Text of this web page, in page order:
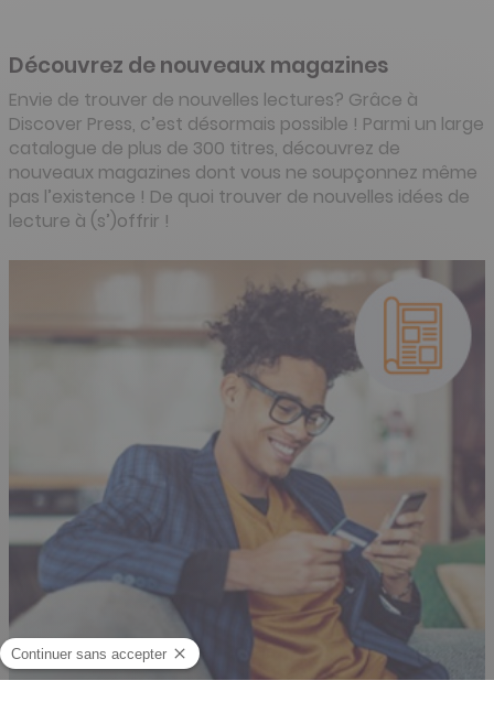
Découvrez de nouveaux magazines
Envie de trouver de nouvelles lectures? Grâce à
Discover Press, c’est désormais possible ! Parmi un large
catalogue de plus de 300 titres, découvrez de
nouveaux magazines dont vous ne soupçonnez même
pas l’existence ! De quoi trouver de nouvelles idées de
lecture à (s’)offrir !